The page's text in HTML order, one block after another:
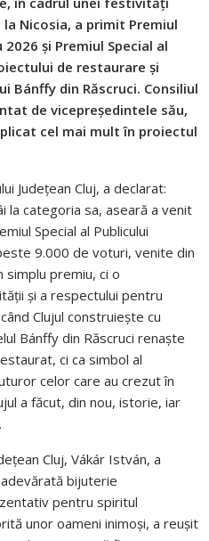
Nicosia, a primit Premiul
și Premiul Special al
de restaurare și
Bánffy din Răscruci. Consiliul
de vicepreședintele său,
cel mai mult în proiectul
Județean Cluj, a declarat:
la categoria sa, aseară a venit
Special al Publicului
9.000 de voturi, venite din
premiu, ci o
și a respectului pentru
Clujul construiește cu
Bánffy din Răscruci renaște
ci ca simbol al
celor care au crezut în
a făcut, din nou, istorie, iar
Cluj, Vákár István, a
bijuterie
pentru spiritul
unor oameni inimoși, a reușit